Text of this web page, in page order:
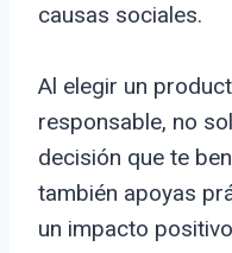
causas sociales.
Al elegir un
responsable, no
decisión que te
también apoyas
un impacto